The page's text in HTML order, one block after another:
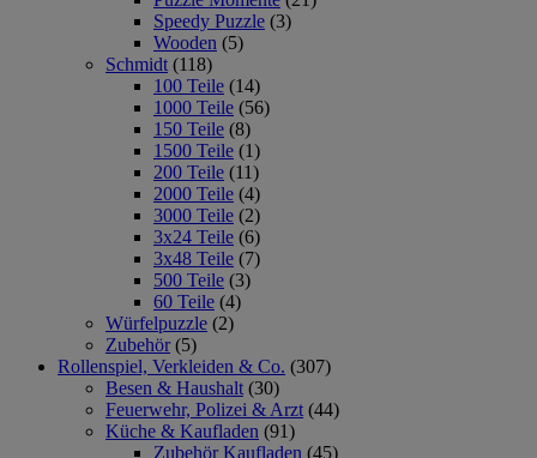
Speedy Puzzle (3)
Wooden (5)
Schmidt (118)
100 Teile (14)
1000 Teile (56)
150 Teile (8)
1500 Teile (1)
200 Teile (11)
2000 Teile (4)
3000 Teile (2)
3x24 Teile (6)
3x48 Teile (7)
500 Teile (3)
60 Teile (4)
Würfelpuzzle (2)
Zubehör (5)
Rollenspiel, Verkleiden & Co. (307)
Besen & Haushalt (30)
Feuerwehr, Polizei & Arzt (44)
Küche & Kaufladen (91)
Zubehör Kaufladen (45)